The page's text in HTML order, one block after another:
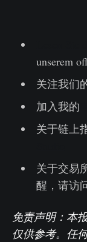
unserem
关注我们
加入我的
关于链上
关于交易
醒，请访
免责声明：本
仅供参考。任